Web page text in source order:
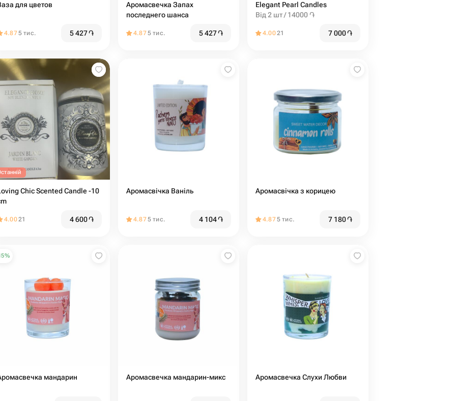
для цветов
4.875 тис. 5 427֏
Аромасвечка Запах
последнего шанса
4.875 тис. 5 427֏
Elegant Pearl Candles
Від 2 шт / 14000 ֏
4.0021 7 000֏
Chic Scented Candle -10
4.0021 4 600֏
Аромасвічка Ваніль
4.875 тис. 4 104֏
Аромасвічка з корицею
4.875 тис. 7 180֏
%
мандарин Аромасвечка мандарин-микс Аромасвечка Слухи Любви